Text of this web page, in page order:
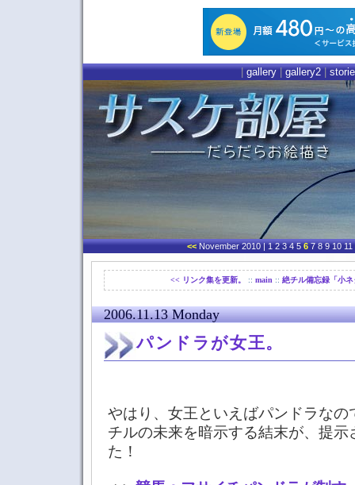
|gallery|gallery2|
<< November 2010| 1 2 3 4 567 8 9 10 11
<< リンク集を更新。 :: main :: 絶チル備忘録「小
2006.11.13 Monday
パンドラが女王。
やはり、女王といえばパンドラな
チルの未来を暗示する結末が、提示
た！